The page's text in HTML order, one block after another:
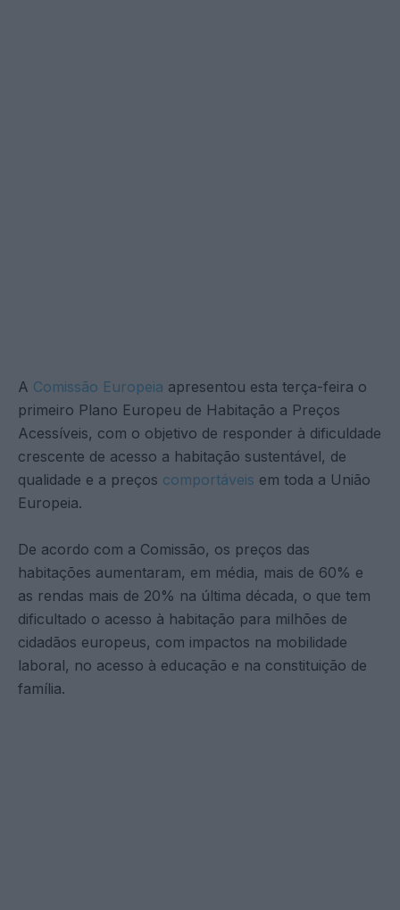
A Comissão Europeia apresentou esta terça-feira o
primeiro Plano Europeu de Habitação a Preços
Acessíveis, com o objetivo de responder à dificuldade
crescente de acesso a habitação sustentável, de
qualidade e a preços comportáveis em toda a União
Europeia.
De acordo com a Comissão, os preços das
habitações aumentaram, em média, mais de 60% e
as rendas mais de 20% na última década, o que tem
dificultado o acesso à habitação para milhões de
cidadãos europeus, com impactos na mobilidade
laboral, no acesso à educação e na constituição de
família.